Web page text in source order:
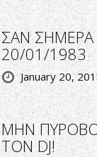
ΣΑΝ ΣΗΜΕΡΑ
20/01/1983
January 20,
ΜΗΝ
ΤΟΝ DJ!